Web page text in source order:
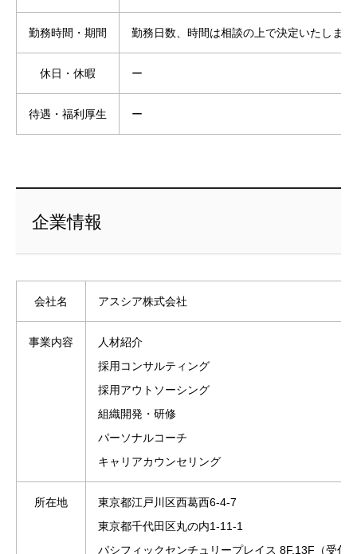
勤務時間・期間 勤務日数、時間は相談の上で決定いたします
休日・休暇 ー
待遇・福利厚生 ー
企業情報
会社名 アスシア株式会社
事業内容
人材紹介
採用コンサルティング
採用アウトソーシング
組織開発・研修
パーソナルコーチ
キャリアカウンセリング
所在地
東京都江戸川区西葛西6-4-7
東京都千代田区丸の内1-11-1
パシフィックセンチュリープレイス 8F,13F（受付